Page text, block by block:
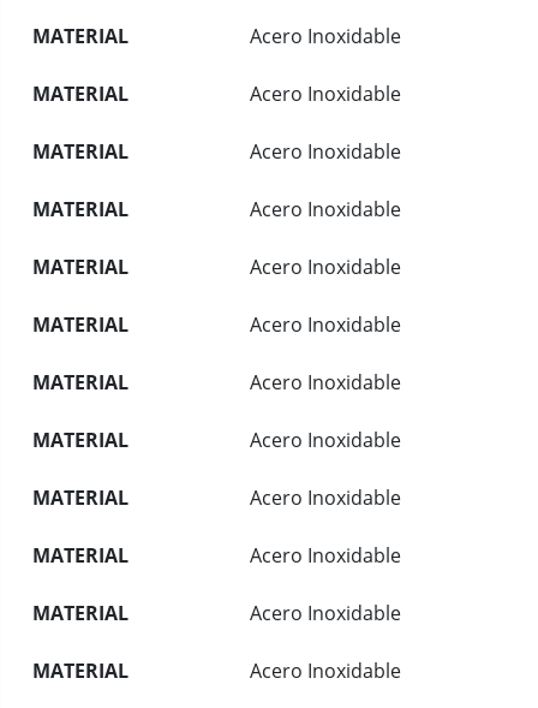
MATERIAL Acero Inoxidable
MATERIAL Acero Inoxidable
MATERIAL Acero Inoxidable
MATERIAL Acero Inoxidable
MATERIAL Acero Inoxidable
MATERIAL Acero Inoxidable
MATERIAL Acero Inoxidable
MATERIAL Acero Inoxidable
MATERIAL Acero Inoxidable
MATERIAL Acero Inoxidable
MATERIAL Acero Inoxidable
MATERIAL Acero Inoxidable